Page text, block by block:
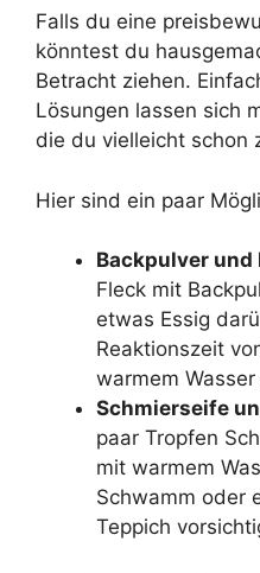
Falls du eine
könntest du
Betracht ziehen.
Lösungen lassen sich
die du vielleicht schon
Hier sind ein paar
Backpulver und
Fleck mit
etwas Essig
Reaktionszeit
warmem
Schmierseife
paar Tropfen
mit warmem
Schwamm oder
Teppich